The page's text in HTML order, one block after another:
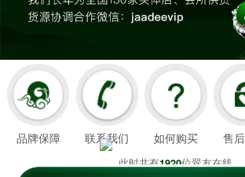
品牌保障 联系我们 如何购买 售
此时共有1920位翠友在线